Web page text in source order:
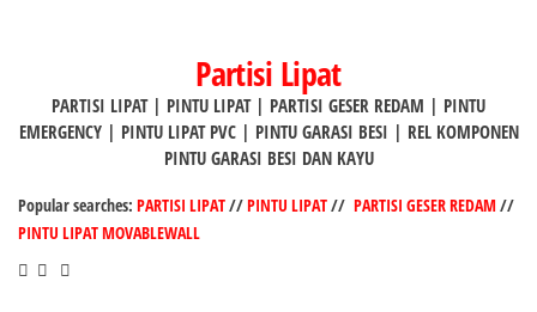
Partisi Lipat
PARTISI LIPAT | PINTU LIPAT | PARTISI GESER REDAM | PINTU
EMERGENCY | PINTU LIPAT PVC | PINTU GARASI BESI | REL KOMPONEN
PINTU GARASI BESI DAN KAYU
Popular searches: PARTISI LIPAT//PINTU LIPAT// PARTISI GESER REDAM//
PINTU LIPAT MOVABLEWALL